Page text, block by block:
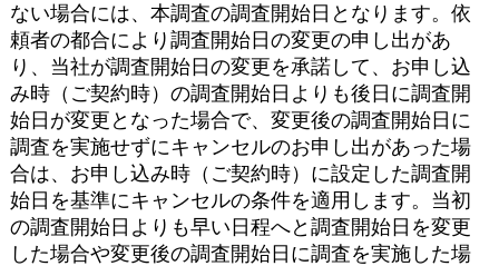
ない場合には、本調査の調査開始日となります。依
頼者の都合により調査開始日の変更の申し出があ
り、当社が調査開始日の変更を承諾して、お申し込
み時（ご契約時）の調査開始日よりも後日に調査開
始日が変更となった場合で、変更後の調査開始日に
調査を実施せずにキャンセルのお申し出があった場
合は、お申し込み時（ご契約時）に設定した調査開
始日を基準にキャンセルの条件を適用します。当初
の調査開始日よりも早い日程へと調査開始日を変更
した場合や変更後の調査開始日に調査を実施した場